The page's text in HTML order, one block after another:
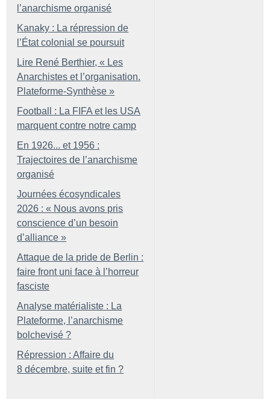
l’anarchisme organisé
Kanaky : La répression de
l’État colonial se poursuit
Lire René Berthier, « Les
Anarchistes et l’organisation.
Plateforme-Synthèse »
Football : La FIFA et les USA
marquent contre notre camp
En 1926... et 1956 :
Trajectoires de l’anarchisme
organisé
Journées écosyndicales
2026 : « Nous avons pris
conscience d’un besoin
d’alliance »
Attaque de la pride de Berlin :
faire front uni face à l’horreur
fasciste
Analyse matérialiste : La
Plateforme, l’anarchisme
bolchevisé ?
Répression : Affaire du
8 décembre, suite et fin ?